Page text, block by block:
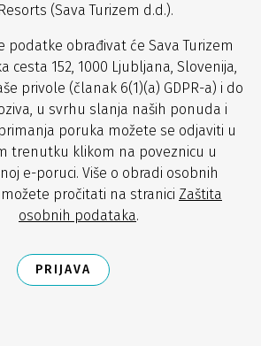
(Sava Turizem d.d.).
podatke obrađivat će Sava Turizem
cesta 152, 1000 Ljubljana, Slovenija,
privole (članak 6(1)(a) GDPR-a) i do
u svrhu slanja naših ponuda i
poruka možete se odjaviti u
trenutku klikom na poveznicu u
e-poruci. Više o obradi osobnih
pročitati na stranici Zaštita
osobnih podataka.
PRIJAVA